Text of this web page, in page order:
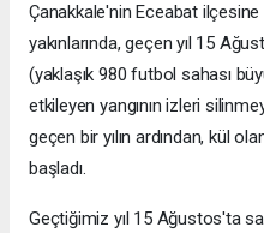
Çanakkale'nin Eceabat
yakınlarında, geçen yıl 15
(yaklaşık 980 futbol sahası
etkileyen yangının izleri
geçen bir yılın ardından, kül
başladı.
Geçtiğimiz yıl 15 Ağustos'ta